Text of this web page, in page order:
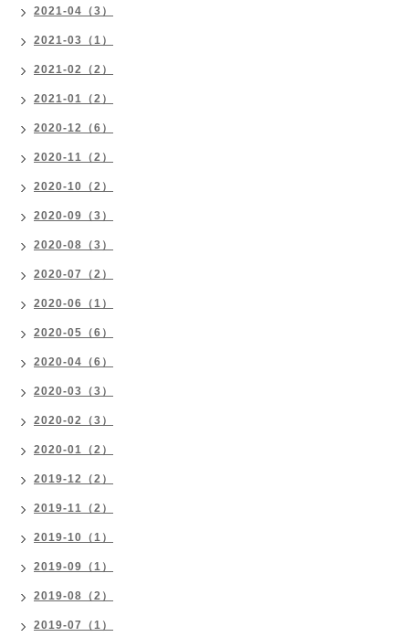
2021-04（3）
2021-03（1）
2021-02（2）
2021-01（2）
2020-12（6）
2020-11（2）
2020-10（2）
2020-09（3）
2020-08（3）
2020-07（2）
2020-06（1）
2020-05（6）
2020-04（6）
2020-03（3）
2020-02（3）
2020-01（2）
2019-12（2）
2019-11（2）
2019-10（1）
2019-09（1）
2019-08（2）
2019-07（1）